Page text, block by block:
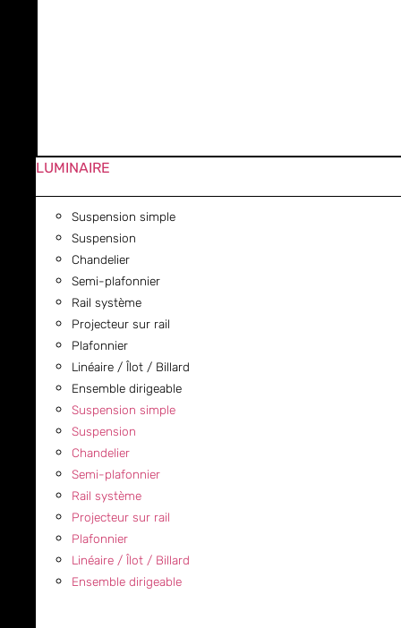
LUMINAIRE
Suspension simple
Suspension
Chandelier
Semi-plafonnier
Rail système
Projecteur sur rail
Plafonnier
Linéaire / Îlot / Billard
Ensemble dirigeable
Suspension simple
Suspension
Chandelier
Semi-plafonnier
Rail système
Projecteur sur rail
Plafonnier
Linéaire / Îlot / Billard
Ensemble dirigeable